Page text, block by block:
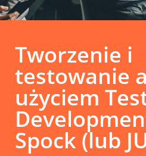
Tworzenie i
testowanie
użyciem
Spock (lub